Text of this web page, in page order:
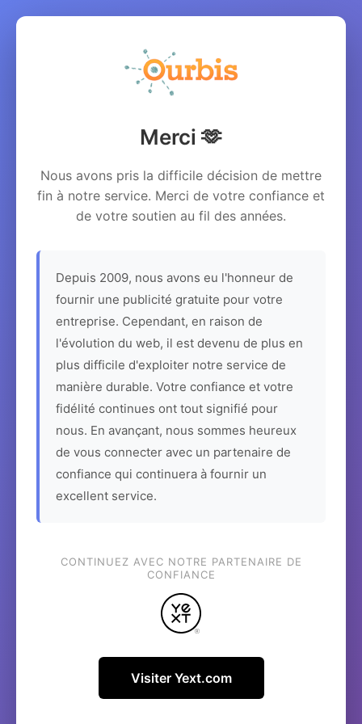
Merci 🫶
Nous avons pris la difficile décision de mettre
fin à notre service. Merci de votre confiance et
de votre soutien au fil des années.
Depuis 2009, nous avons eu l'honneur de
fournir une publicité gratuite pour votre
entreprise. Cependant, en raison de
l'évolution du web, il est devenu de plus en
plus difficile d'exploiter notre service de
manière durable. Votre confiance et votre
fidélité continues ont tout signifié pour
nous. En avançant, nous sommes heureux
de vous connecter avec un partenaire de
confiance qui continuera à fournir un
excellent service.
CONTINUEZ AVEC NOTRE PARTENAIRE DE
CONFIANCE
Visiter Yext.com